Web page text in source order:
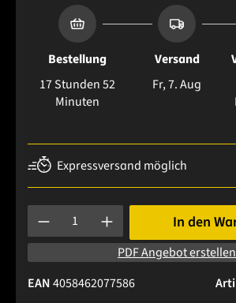
Bestellung
17 Stunden 52
Minuten
Versand
Fr, 7. Aug
Expressversand möglich
Produkt Anzahl: Gib den In den
PDF Angebot erstellen
EAN4058462077586